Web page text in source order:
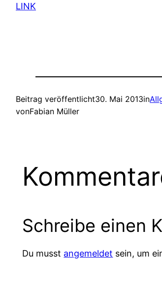
LINK
Beitrag veröffentlicht30. Mai 2013in
vonFabian Müller
Schreibe einen
Du musst angemeldet sein, um